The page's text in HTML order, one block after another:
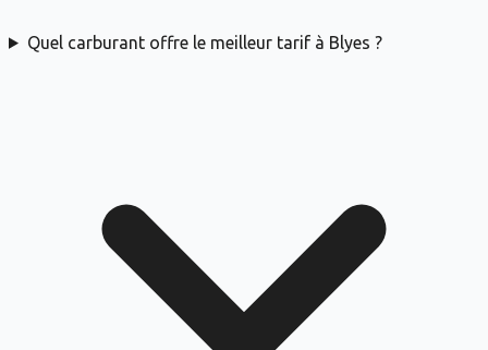
Quel carburant offre le meilleur tarif à Blyes ?